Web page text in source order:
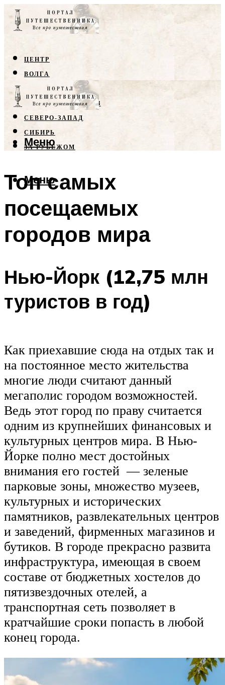
ЦЕНТР
ВОЛГА
КРЫМ
СЕВЕРНЫЙ КАВКАЗ
СЕВЕРО-ЗАПАД
СИБИРЬ
ЗА РУБЕЖОМ
Меню
Меню
Топ самых
посещаемых
городов мира
Нью-Йорк (12,75 млн
туристов в год)
Как приехавшие сюда на отдых так и
на постоянное место жительства
многие люди считают данный
мегаполис городом возможностей.
Ведь этот город по праву считается
одним из крупнейших финансовых и
культурных центров мира. В Нью-
Йорке полно мест достойных
внимания его гостей — зеленые
парковые зоны, множество музеев,
культурных и исторических
памятников, развлекательных центров
и заведений, фирменных магазинов и
бутиков. В городе прекрасно развита
инфраструктура, имеющая в своем
составе от бюджетных хостелов до
пятизвездочных отелей, а
транспортная сеть позволяет в
кратчайшие сроки попасть в любой
конец города.